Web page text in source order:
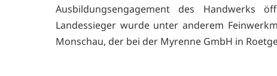
Ausbildungsengagement des Handwerks
Landessieger wurde unter anderem
Monschau, der bei der Myrenne GmbH in